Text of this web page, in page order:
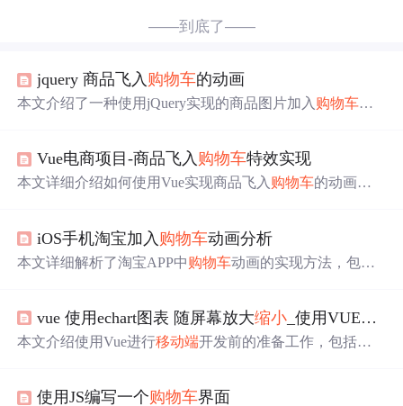
——到底了——
jquery 商品飞入 购物车的动画
本文介绍了一种使用jQuery实现的商品图片加入 购物车的
端 可能因配置问题而出现卡顿。
Vue电商项目-商品飞入 购物车特效实现
本文详细介绍如何使用Vue实现商品飞入 购物车的动画效
iOS手机淘宝加入 购物车动画分析
本文详细解析了淘宝APP中购物车动画的实现方法，包括
动画流程与后台请求的时机。
vue 使用echart图表 随屏幕放大缩小 _使用VUE进行
本文介绍使用Vue进行移动端开发前的准备工作，包括解
果 。
使用JS编写一个购物车界面